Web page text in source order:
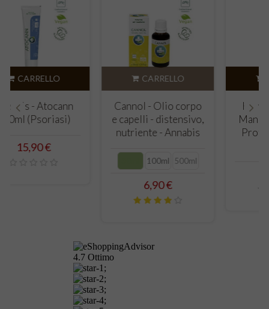
CARRELLO
Annabis - Atocann
100ml (Psoriasi)
CARRELLO
Cannol - Olio corpo
e capelli - distensivo,
nutriente - Annabis
30ml 100ml
‹ ›